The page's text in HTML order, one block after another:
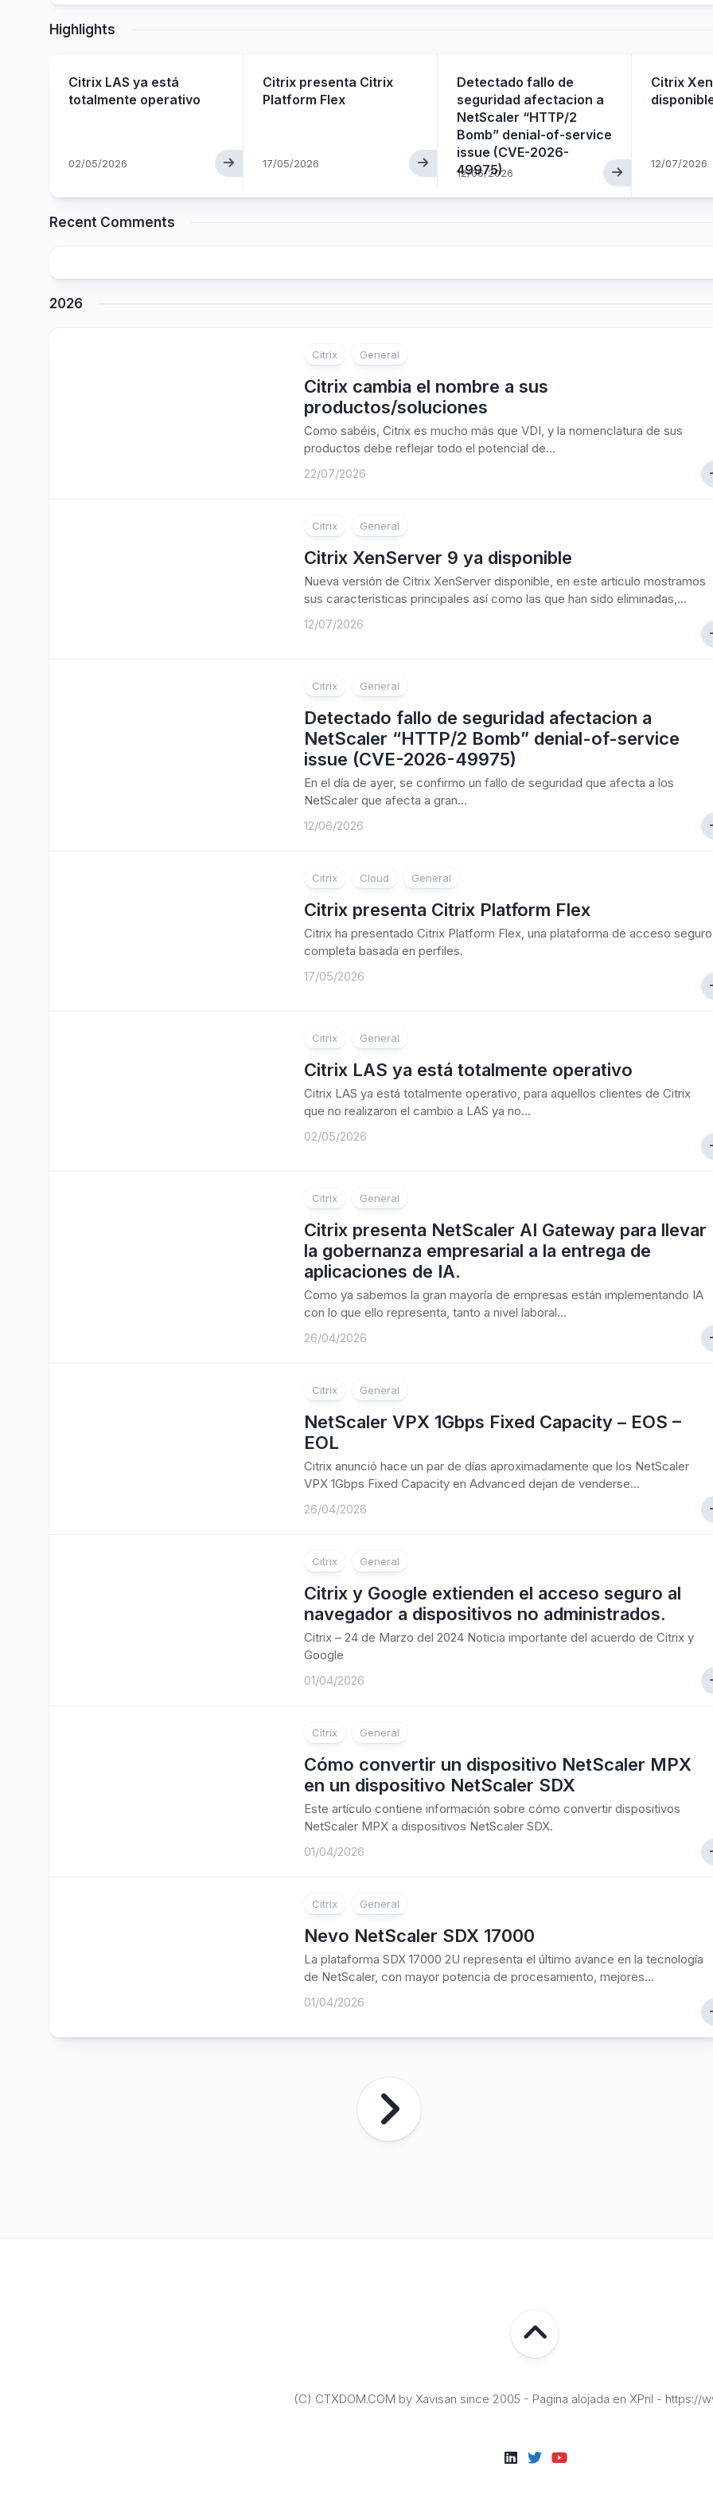
Highlights
Citrix LAS ya está
totalmente operativo
02/05/2026
Citrix presenta Citrix
Platform Flex
17/05/2026
Detectado fallo de
seguridad afectacion a
NetScaler “HTTP/2
Bomb” denial-of-service
issue (CVE-2026-
49975)
12/06/2026
Citrix
12/07/2026
Recent Comments
2026
Citrix General
Citrix cambia el nombre a sus
productos/soluciones
Como sabéis, Citrix es mucho más que VDI, y la nomenclatura de sus
productos debe reflejar todo el potencial de...
22/07/2026
Citrix General
Citrix XenServer 9 ya disponible
Nueva versión de Citrix XenServer disponible, en este articulo mostramos
sus caracteristicas principales así como las que han sido eliminadas,...
12/07/2026
Citrix General
Detectado fallo de seguridad afectacion a
NetScaler “HTTP/2 Bomb” denial-of-service
issue (CVE-2026-49975)
En el día de ayer, se confirmo un fallo de seguridad que afecta a los
NetScaler que afecta a gran...
12/06/2026
Citrix Cloud General
Citrix presenta Citrix Platform Flex
Citrix ha presentado Citrix Platform Flex, una plataforma de acceso seguro
completa basada en perfiles.
17/05/2026
Citrix General
Citrix LAS ya está totalmente operativo
Citrix LAS ya está totalmente operativo, para aquellos clientes de Citrix
que no realizaron el cambio a LAS ya no...
02/05/2026
Citrix General
Citrix presenta NetScaler AI Gateway para llevar
la gobernanza empresarial a la entrega de
aplicaciones de IA.
Como ya sabemos la gran mayoría de empresas están implementando IA
con lo que ello representa, tanto a nivel laboral...
26/04/2026
Citrix General
NetScaler VPX 1Gbps Fixed Capacity – EOS –
EOL
Citrix anunció hace un par de días aproximadamente que los NetScaler
VPX 1Gbps Fixed Capacity en Advanced dejan de venderse...
26/04/2026
Citrix General
Citrix y Google extienden el acceso seguro al
navegador a dispositivos no administrados.
Citrix – 24 de Marzo del 2024 Noticia importante del acuerdo de Citrix y
Google
01/04/2026
Citrix General
Cómo convertir un dispositivo NetScaler MPX
en un dispositivo NetScaler SDX
Este artículo contiene información sobre cómo convertir dispositivos
NetScaler MPX a dispositivos NetScaler SDX.
01/04/2026
Citrix General
Nevo NetScaler SDX 17000
La plataforma SDX 17000 2U representa el último avance en la tecnología
de NetScaler, con mayor potencia de procesamiento, mejores...
01/04/2026
(C) CTXDOM.COM by Xavisan since 2005 - Pagina alojada en XPnI - https://